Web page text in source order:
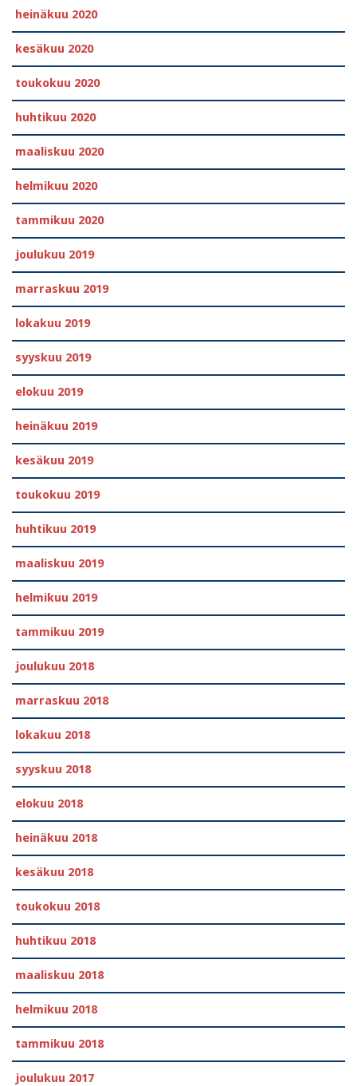
heinäkuu 2020
kesäkuu 2020
toukokuu 2020
huhtikuu 2020
maaliskuu 2020
helmikuu 2020
tammikuu 2020
joulukuu 2019
marraskuu 2019
lokakuu 2019
syyskuu 2019
elokuu 2019
heinäkuu 2019
kesäkuu 2019
toukokuu 2019
huhtikuu 2019
maaliskuu 2019
helmikuu 2019
tammikuu 2019
joulukuu 2018
marraskuu 2018
lokakuu 2018
syyskuu 2018
elokuu 2018
heinäkuu 2018
kesäkuu 2018
toukokuu 2018
huhtikuu 2018
maaliskuu 2018
helmikuu 2018
tammikuu 2018
joulukuu 2017